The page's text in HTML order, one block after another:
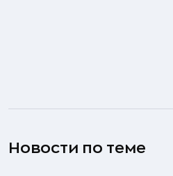
Новости по теме